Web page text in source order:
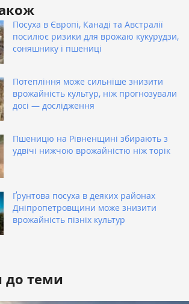
Посуха в Європі, Канаді та Австралії
посилює ризики для врожаю кукурудзи,
соняшнику і пшениці
Потепління може сильніше знизити
врожайність культур, ніж прогнозували
досі — дослідження
Пшеницю на Рівненщині збирають з
удвічі нижчою врожайністю ніж торік
Ґрунтова посуха в деяких районах
Дніпропетровщини може знизити
врожайність пізніх культур
до теми